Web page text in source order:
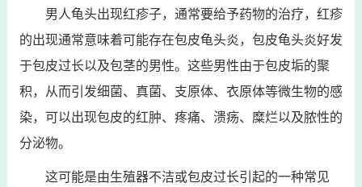
男人龟头出现红疹子，通常要给予药物的治疗，红疹
的出现通常意味着可能存在包皮龟头炎，包皮龟头炎好发
于包皮过长以及包茎的男性。这些男性由于包皮垢的聚
积，从而引发细菌、真菌、支原体、衣原体等微生物的感
染，可以出现包皮的红肿、疼痛、溃疡、糜烂以及脓性的
分泌物。
这可能是由生殖器不洁或包皮过长引起的一种常见